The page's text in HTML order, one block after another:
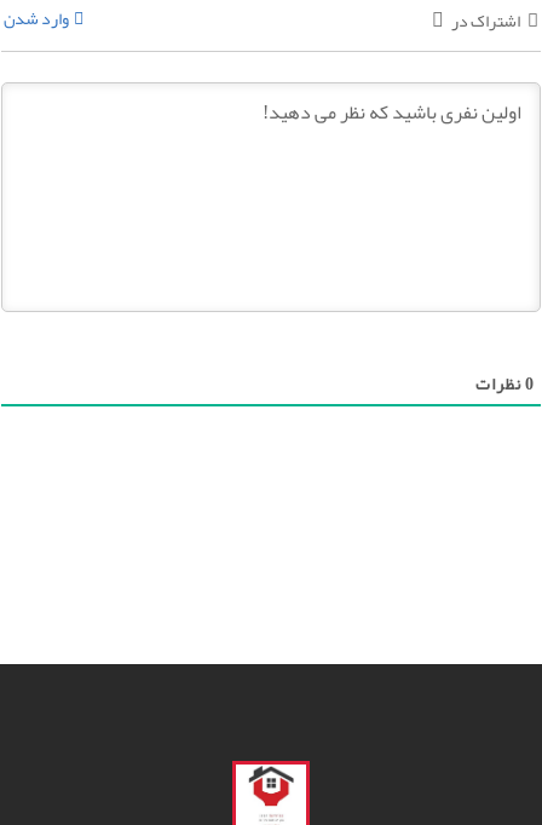
اشتراک در وارد شدن
0نظرات